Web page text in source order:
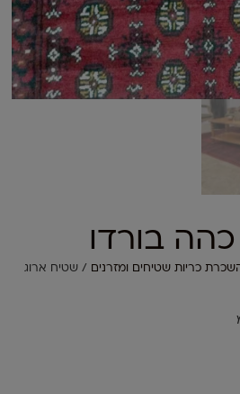
בורדו
כריות שטיחים ומזרנים / שטיח ארוג